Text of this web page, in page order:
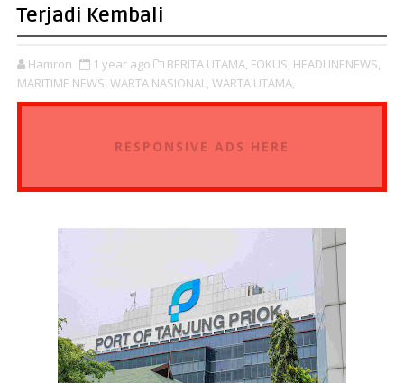
Terjadi Kembali
Hamron 1 year ago BERITA UTAMA, FOKUS, HEADLINENEWS,
MARITIME NEWS, WARTA NASIONAL, WARTA UTAMA,
RESPONSIVE ADS HERE